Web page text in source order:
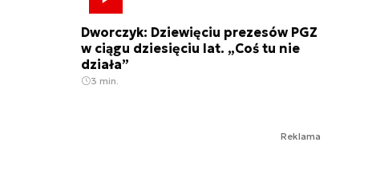
Dworczyk: Dziewięciu prezesów PGZ
w ciągu dziesięciu lat. „Coś tu nie
działa”
3 min.
Reklama